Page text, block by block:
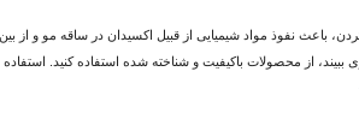
باعث نفوذ مواد شیمیایی از قبیل اکسیدان در ساقه مو و
ببیند، از محصولات باکیفیت و شناخته شده استفاده کنید.